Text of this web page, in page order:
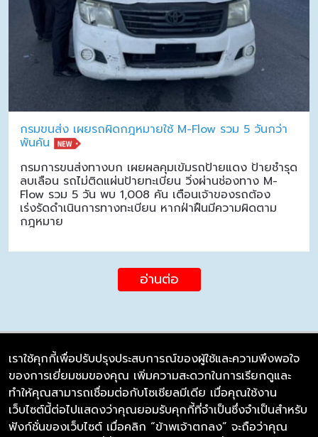
กรมขนส่ง เผยรถผิดกฎหมายใช้ M-Flow รวม 5 วันกว่า
พันคัน
กรมการขนส่งทางบก เผยผลคุมเข้มรถป้ายแดง ป้ายชำรุด
ลบเลือน รถไม่ติดแผ่นป้ายทะเบียน วิ่งผ่านช่องทาง M-
Flow รวม 5 วัน พบ 1,008 คัน เตือนเจ้าของรถต้อง
เร่งรัดดำเนินการทางทะเบียน หากฝ่าฝืนมีความผิดตาม
กฎหมาย
อ่านต่อ
บริษัท ซิมลิงค์ จำกัด
98/226 Bangrakyai-Baanmai Road,
Bangyai, Nonthaburi 11140
เราใช้คุกกี้เพื่อปรับปรุงประสบการณ์ของผู้ใช้และความพึงพอใจ
ของการเยี่ยมชมของคุณ เพิ่มความสะดวกในการเรียกดูและ
ทำให้คุณสามารถเชื่อมต่อกับโซเชียลมีเดีย เมื่อคุณใช้งาน
เว็บไซต์นี้ต่อไปแสดงว่าคุณยอมรับคุกกี้ที่จำเป็นซึ่งจำเป็นสำหรับ
ฟังก์ชั่นของเว็บไซต์ เมื่อคลิก “ข้าพเจ้าตกลง” จะถือว่าคุณ